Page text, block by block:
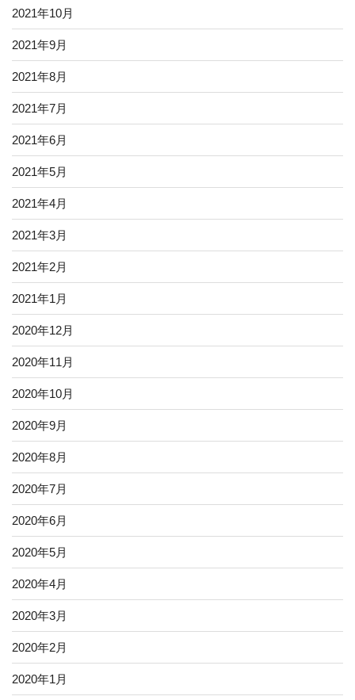
2021年10月
2021年9月
2021年8月
2021年7月
2021年6月
2021年5月
2021年4月
2021年3月
2021年2月
2021年1月
2020年12月
2020年11月
2020年10月
2020年9月
2020年8月
2020年7月
2020年6月
2020年5月
2020年4月
2020年3月
2020年2月
2020年1月